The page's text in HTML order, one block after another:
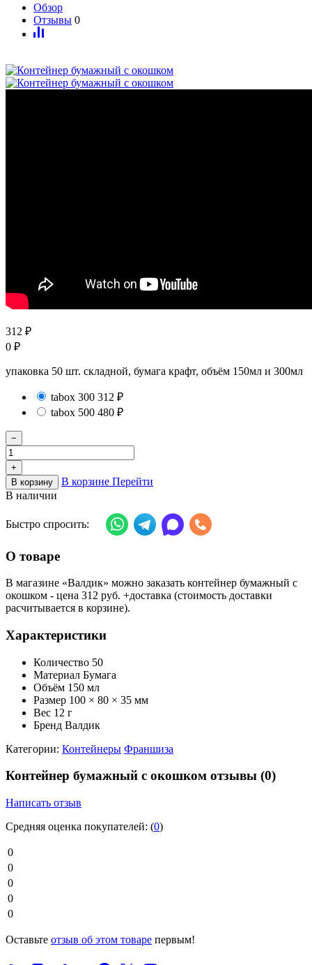
Обзор
Отзывы 0
312 ₽
0 ₽
упаковка 50 шт. складной, бумага крафт, объём 150мл и 300мл
tabox 300 312 ₽
tabox 500 480 ₽
−
+
В корзину
В корзине Перейти
В наличии
Быстро спросить:
О товаре
В магазине «Валдик» можно заказать контейнер бумажный с
окошком - цена 312 руб. +доставка (стоимость доставки
расчитывается в корзине).
Характеристики
Количество 50
Материал Бумага
Объём 150 мл
Размер 100 × 80 × 35 мм
Вес 12 г
Бренд Валдик
Категории: Контейнеры Франшиза
Контейнер бумажный с окошком отзывы (0)
Написать отзыв
Средняя оценка покупателей: (0)
0
0
0
0
0
Оставьте отзыв об этом товаре первым!